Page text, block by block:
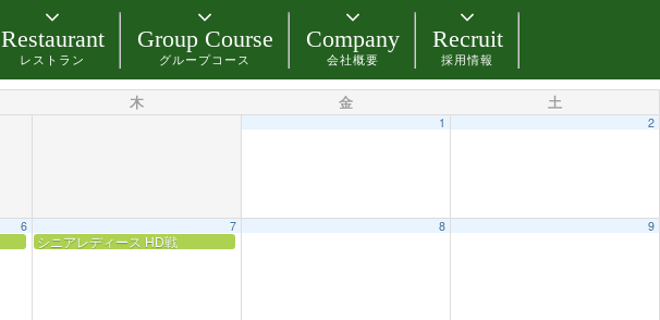
Restaurant
レストラン
Group Course
グループコース
Company
会社概要
Recruit
採用情報
木 金 土
1 2
6 7
シニアレディース HD戦
8 9